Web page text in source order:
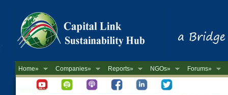
Home» Companies» Reports» NGOs» Forums»
Newsletter